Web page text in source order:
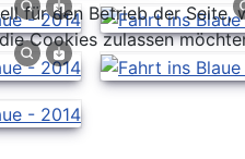
für den Betrieb der
Cookies zulassen